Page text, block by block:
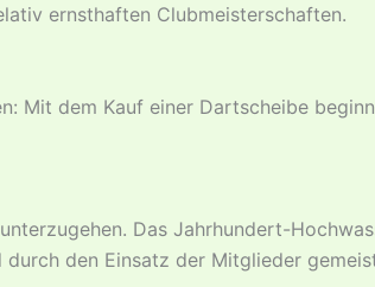
ernsthaften Clubmeisterschaften.
Mit dem Kauf einer Dartscheibe
Das Jahrhundert-
den Einsatz der Mitglieder